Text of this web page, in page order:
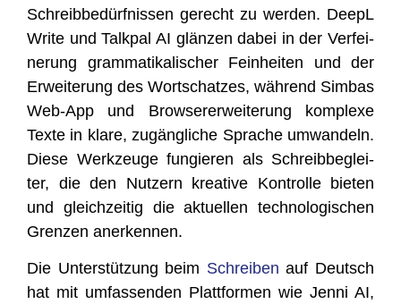
Schreib­be­dürf­nis­sen gerecht zu wer­den. DeepL
Wri­te und Talk­pal AI glän­zen dabei in der Ver­fei­
ne­rung gram­ma­ti­ka­li­scher Fein­hei­ten und der
Erwei­te­rung des Wort­schat­zes, wäh­rend Sim­bas
Web-App und Brow­ser­er­wei­te­rung kom­ple­xe
Tex­te in kla­re, zugäng­li­che Spra­che umwan­deln.
Die­se Werk­zeu­ge fun­gie­ren als Schreib­be­glei­
ter, die den Nut­zern krea­ti­ve Kon­trol­le bie­ten
und gleich­zei­tig die aktu­el­len tech­no­lo­gi­schen
Gren­zen anerkennen.
Die Unter­stüt­zung beim Schrei­ben auf Deutsch
hat mit umfas­sen­den Platt­for­men wie Jen­ni AI,